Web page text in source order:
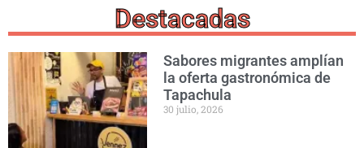
Destacadas
Sabores migrantes amplían
la oferta gastronómica de
Tapachula
30 julio, 2026